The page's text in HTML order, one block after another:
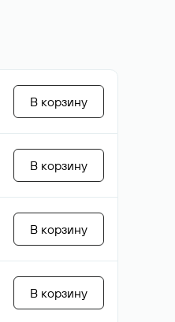
В корзину
В корзину
В корзину
В корзину